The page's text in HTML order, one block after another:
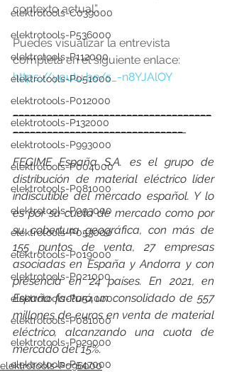
elektrotools-C039000
elektrotools-P536000
elektrotools-P112000
elektrotools-P051000
elektrotools-P012000
elektrotools-P132000
elektrotools-P993000
elektrotools-P004000
elektrotools-P081000
elektrotools-P093000
elektrotools-P053000
elektrotools-P019000
elektrotools-P021000
elektrotools-P054000
elektrotools-P081000
elektrotools-P929000
elektrotools-P547000
contexto actual”.
Puedes visualizar la entrevista
completa en el siguiente enlace:
https://youtu.be/s_-n8YJAlOY
______________________________
FEGIME España S.A. es el grupo de
distribución de material eléctrico líder
indiscutible del mercado español. Y lo
es por su cuota de mercado como por
su cobertura geográfica, con más de
155 puntos de venta, 27 empresas
asociadas en España y Andorra y con
presencia en 24 países. En 2021, en
España facturó un consolidado de 557
millones de euros en venta de material
eléctrico, alcanzando una cuota de
mercado del 15%.
elektrotools-P096000